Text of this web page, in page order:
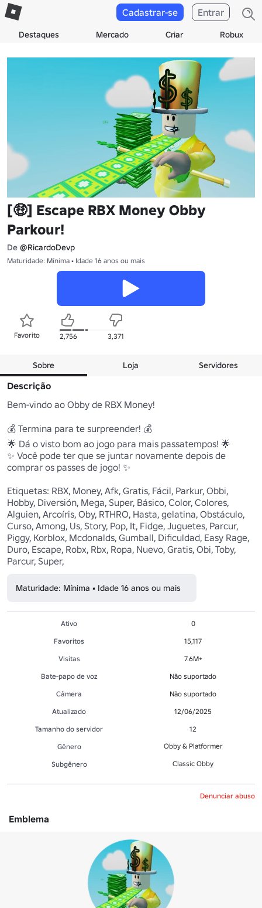
Destaques Mercado Criar Robux
Cadastrar-se Entrar
[🤑] Escape RBX Money Obby
Parkour!
De @RicardoDevp
Maturidade: Mínima • Idade 16 anos ou mais
Favorito 2,756 3,371
Sobre Loja Servidores
Descrição
Bem-vindo ao Obby de RBX Money!
💰 Termina para te surpreender! 💰
🌟 Dá o visto bom ao jogo para mais passatempos! 🌟
✨ Você pode ter que se juntar novamente depois de
comprar os passes de jogo! ✨
Etiquetas: RBX, Money, Afk, Gratis, Fácil, Parkur, Obbi,
Hobby, Diversión, Mega, Super, Básico, Color, Colores,
Alguien, Arcoíris, Oby, RTHRO, Hasta, gelatina, Obstáculo,
Curso, Among, Us, Story, Pop, It, Fidge, Juguetes, Parcur,
Piggy, Korblox, Mcdonalds, Gumball, Dificuldad, Easy Rage,
Duro, Escape, Robx, Rbx, Ropa, Nuevo, Gratis, Obi, Toby,
Parcur, Super,
Maturidade: Mínima • Idade 16 anos ou mais
Ativo
0
Favoritos
15,117
Visitas
7.6M+
Bate-papo de voz
Não suportado
Câmera
Não suportado
Atualizado
12/06/2025
Tamanho do servidor
12
Gênero
Obby & Platformer
Subgênero Classic Obby
Denunciar abuso
Emblema